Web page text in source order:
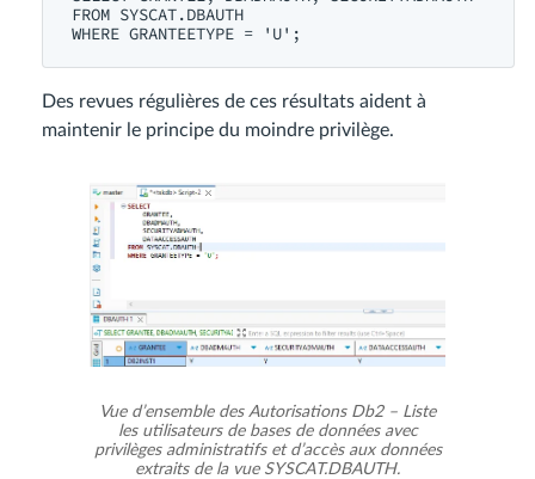
FROM SYSCAT.DBAUTH
Des revues régulières de ces résultats aident à
maintenir le principe du moindre privilège.
Vue d’ensemble des Autorisations Db2 – Liste
les utilisateurs de bases de données avec
privilèges administratifs et d’accès aux données
extraits de la vue SYSCAT.DBAUTH.